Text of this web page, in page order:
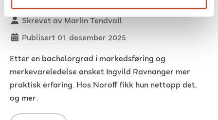
Detaljer
Skrevet av Marlin Tendvall
Publisert 01. desember 2025
Etter en bachelorgrad i markedsføring og
merkevareledelse ønsket Ingvild Ravnanger mer
praktisk erfaring. Hos Noroff fikk hun nettopp det,
og mer.